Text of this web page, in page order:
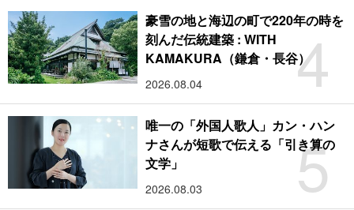
4
豪雪の地と海辺の町で220年の時を
刻んだ伝統建築 : WITH
KAMAKURA（鎌倉・長谷）
2026.08.04
5
唯一の「外国人歌人」カン・ハン
ナさんが短歌で伝える「引き算の
文学」
2026.08.03